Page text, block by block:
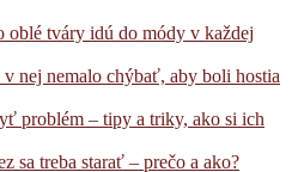
oblé tváry idú do módy v každej
nej nemalo chýbať, aby boli hostia
problém – tipy a triky, ako si ich
sa treba starať – prečo a ako?